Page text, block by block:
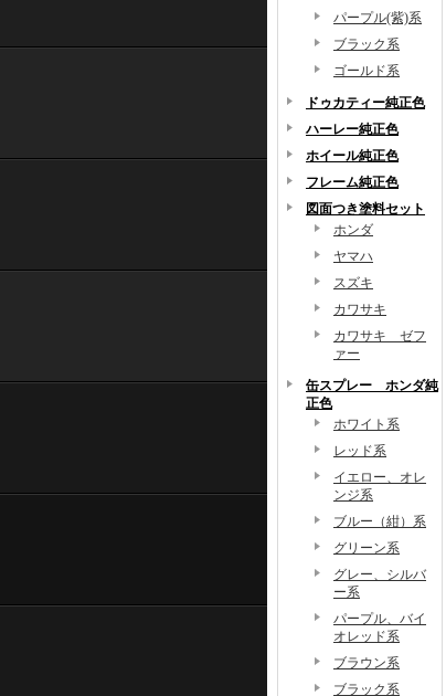
パープル(紫)系
ブラック系
ゴールド系
ドゥカティー純正色
ハーレー純正色
ホイール純正色
フレーム純正色
図面つき塗料セット
ホンダ
ヤマハ
スズキ
カワサキ
カワサキ ゼフ
ァー
缶スプレー ホンダ純
正色
ホワイト系
レッド系
イエロー、オレ
ンジ系
ブルー（紺）系
グリーン系
グレー、シルバ
ー系
パープル、バイ
オレッド系
ブラウン系
ブラック系